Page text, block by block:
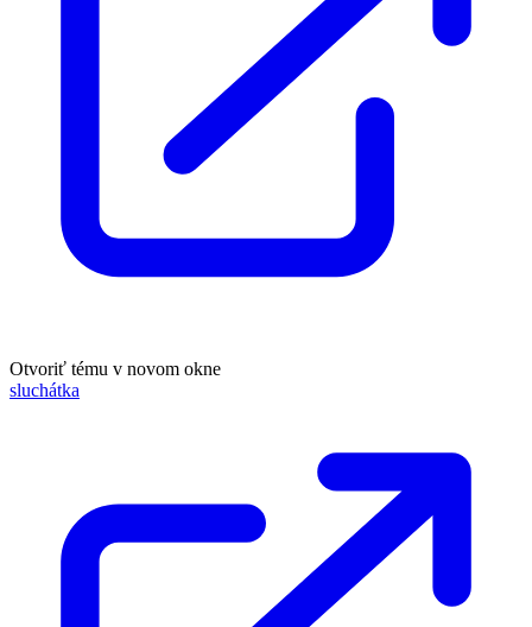
Otvoriť tému v novom okne
sluchátka